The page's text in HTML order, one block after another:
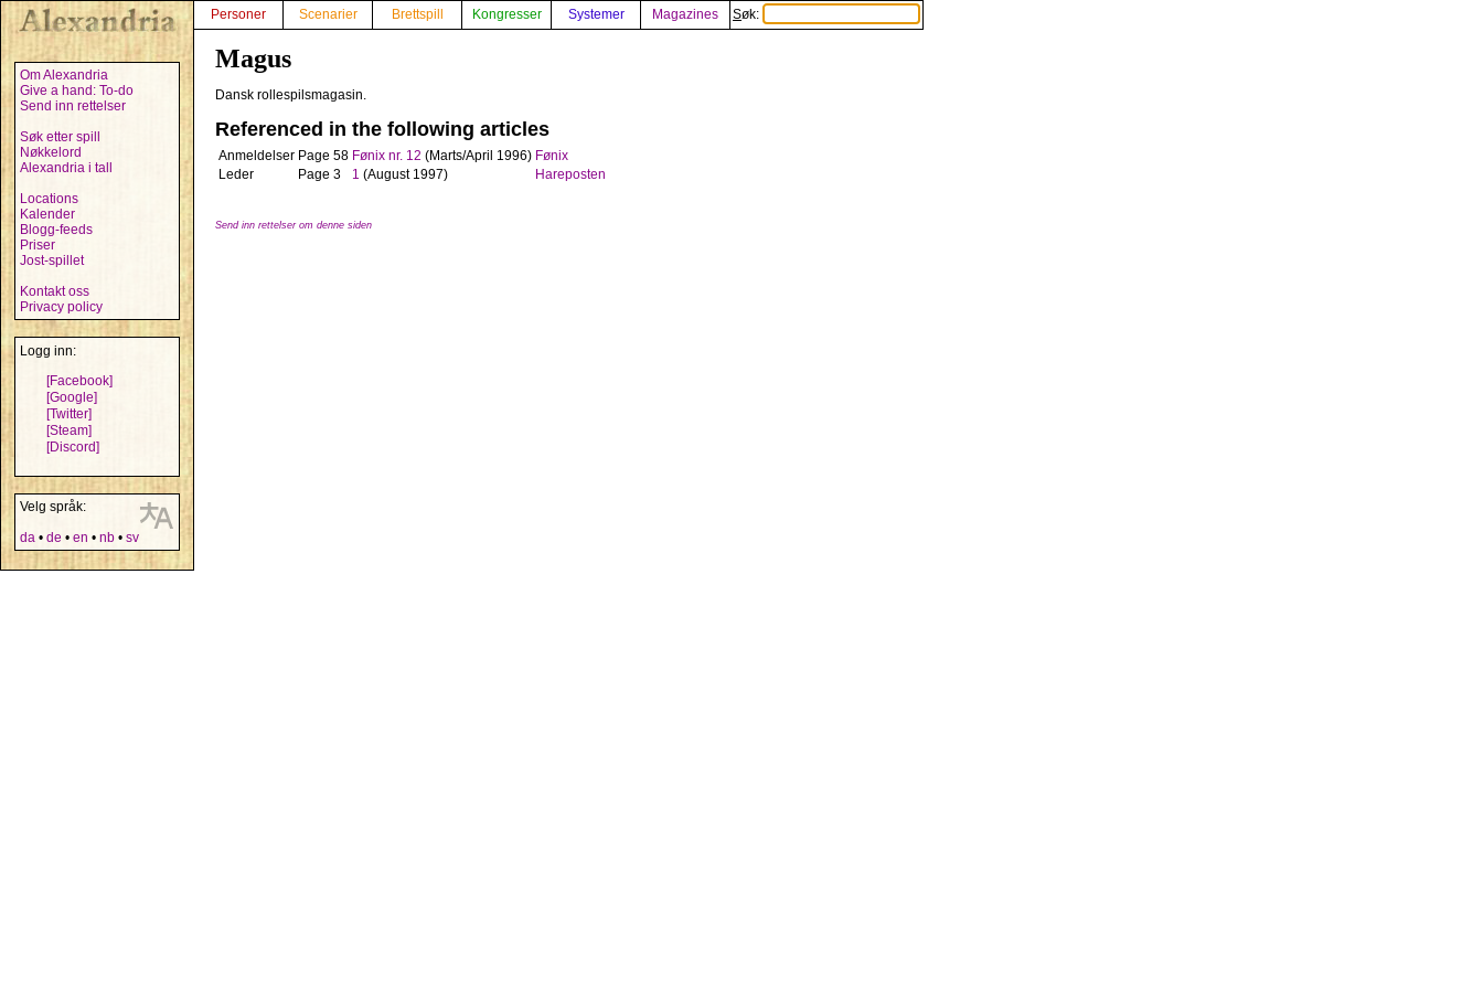
Om Alexandria
Give a hand: To-do
Send inn rettelser
Søk etter spill
Nøkkelord
Alexandria i tall
Locations
Kalender
Blogg-feeds
Priser
Jost-spillet
Kontakt oss
Privacy policy
Logg inn:
[Facebook]
[Google]
[Twitter]
[Steam]
[Discord]
Velg språk:
da • de • en • nb • sv
Personer Scenarier Brettspill Kongresser Systemer Magazines Søk:
Magus
Dansk rollespilsmagasin.
Referenced in the following articles
Anmeldelser Page 58 Fønix nr. 12 (Marts/April 1996) Fønix
Leder
Page 3 1 (August 1997) Hareposten
Send inn rettelser om denne siden